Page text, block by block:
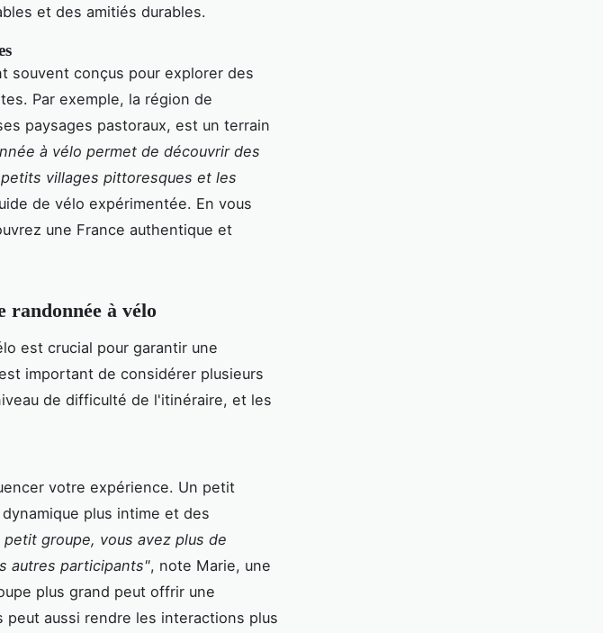
et des amitiés durables.
souvent conçus pour explorer des
Par exemple, la région de
paysages pastoraux, est un terrain
à vélo permet de découvrir des
villages pittoresques et les
de vélo expérimentée. En vous
une France authentique et
randonnée à vélo
est crucial pour garantir une
important de considérer plusieurs
de difficulté de l'itinéraire, et les
votre expérience. Un petit
plus intime et des
petit groupe, vous avez plus de
autres participants", note Marie, une
plus grand peut offrir une
aussi rendre les interactions plus